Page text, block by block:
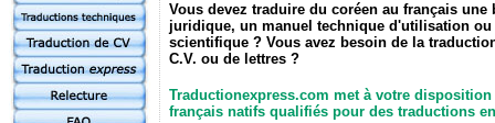
Vous devez traduire du coréen au français
juridique, un manuel technique d'utilisation
scientifique ? Vous avez besoin de la
C.V. ou de lettres ?
Traductionexpress.com met à votre
français natifs qualifiés pour des traductions